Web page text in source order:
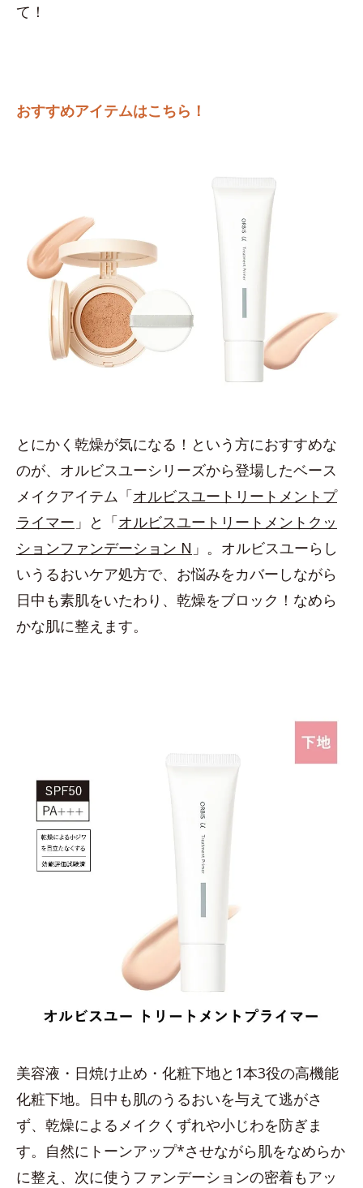
て！
おすすめアイテムはこちら！
とにかく乾燥が気になる！という方におすすめな
のが、オルビスユーシリーズから登場したベース
メイクアイテム「オルビスユートリートメントプ
ライマー 」と「オルビスユートリートメントクッ
ションファンデーション N 」。オルビスユーらし
いうるおいケア処方で、お悩みをカバーしながら
日中も素肌をいたわり、乾燥をブロック！なめら
かな肌に整えます。
美容液・日焼け止め・化粧下地と1本3役の高機能
化粧下地。日中も肌のうるおいを与えて逃がさ
ず、乾燥によるメイクくずれや小じわを防ぎま
す。自然にトーンアップ*させながら肌をなめらか
に整え、次に使うファンデーションの密着もアッ